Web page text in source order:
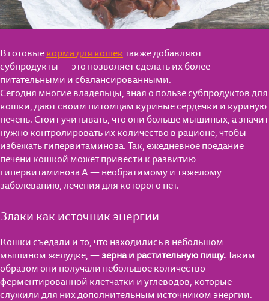
В готовыекорма для кошектакже добавляют
субпродукты — это позволяет сделать их более
питательными и сбалансированными.
Сегодня многие владельцы, зная о пользе субпродуктов для
кошки, дают своим питомцам куриные сердечки и куриную
печень. Стоит учитывать, что они больше мышиных, а значит
нужно контролировать их количество в рационе, чтобы
избежать гипервитаминоза. Так, ежедневное поедание
печени кошкой может привести к развитию
гипервитаминоза А — необратимому и тяжелому
заболеванию, лечения для которого нет.
Злаки как источник энергии
Кошки съедали и то, что находились в небольшом
мышином желудке, —зерна и растительную пищу.Таким
образом они получали небольшое количество
ферментированной клетчатки и углеводов, которые
служили для них дополнительным источником энергии.